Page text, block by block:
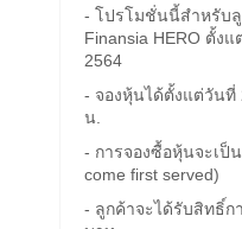
- โปรโมชั่นนี้สำหรับลู
Finansia HERO ตั้ง
2564
- จองหุ้นได้ตั้งแต่วันที่
น.
- การจองซื้อหุ้นจะเป็
come first served)
- ลูกค้าจะได้รับสิทธิ์ก